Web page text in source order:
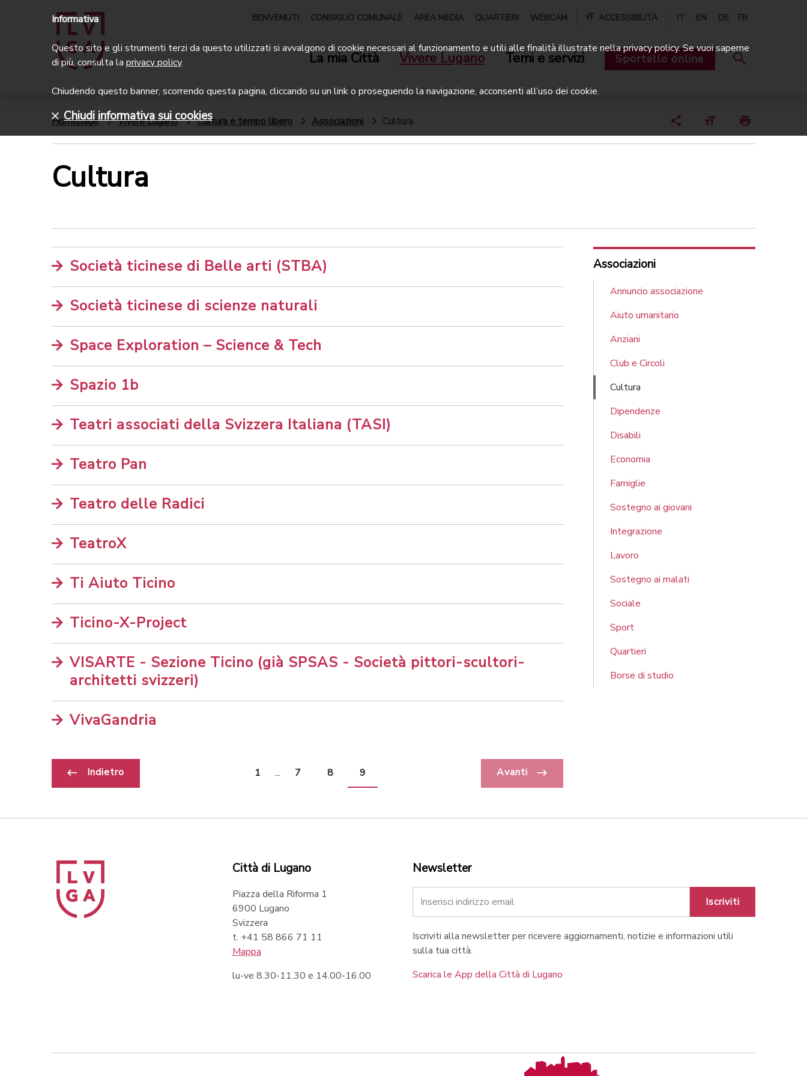
BENVENUTI CONSIGLIO COMUNALE AREA MEDIA QUARTIERI WEBCAM ACCESSIBILITÀ IT EN DE FR
La mia Città Vivere Lugano Temi e servizi Sportello online
Homepage Vivere Lugano Cultura e tempo libero Associazioni Cultura
Cultura
Società ticinese di Belle arti (STBA)
Società ticinese di scienze naturali
Space Exploration – Science & Tech
Spazio 1b
Teatri associati della Svizzera Italiana (TASI)
Teatro Pan
Teatro delle Radici
TeatroX
Ti Aiuto Ticino
Ticino-X-Project
VISARTE - Sezione Ticino (già SPSAS - Società pittori-scultori-
architetti svizzeri)
VivaGandria
Indietro 1 ... 7 8 9 Avanti
Associazioni
Annuncio associazione
Aiuto umanitario
Anziani
Club e Circoli
Cultura
Dipendenze
Disabili
Economia
Famiglie
Sostegno ai giovani
Integrazione
Lavoro
Sostegno ai malati
Sociale
Sport
Quartieri
Borse di studio
Città di Lugano
Piazza della Riforma 1
6900 Lugano
Svizzera
t. +41 58 866 71 11
Mappa
lu-ve 8.30-11.30 e 14.00-16.00
Newsletter
Iscriviti
Iscriviti alla newsletter per ricevere aggiornamenti, notizie e informazioni utili
sulla tua città.
Scarica le App della Città di Lugano
Informativa
Questo sito e gli strumenti terzi da questo utilizzati si avvalgono di cookie necessari al funzionamento e utili alle finalità illustrate nella privacy policy. Se vuoi saperne
di più, consulta la privacy policy.
Chiudendo questo banner, scorrendo questa pagina, cliccando su un link o proseguendo la navigazione, acconsenti all’uso dei cookie.
Chiudi informativa sui cookies